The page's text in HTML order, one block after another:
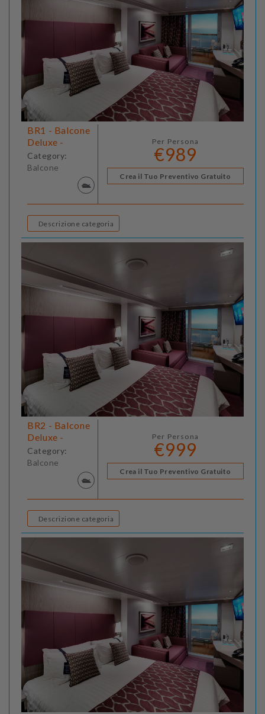
BR1 - Balcone
Deluxe -
Category:
Balcone
Per Persona
€989
Crea il Tuo Preventivo Gratuito
Descrizione categoria
BR2 - Balcone
Deluxe -
Category:
Balcone
Per Persona
€999
Crea il Tuo Preventivo Gratuito
Descrizione categoria